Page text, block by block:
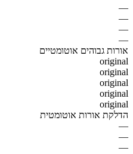
—
—
—
—
אורות גבוהים אוטומטיים
original
original
original
original
original
הדלקת אורות אוטומטית
—
—
—